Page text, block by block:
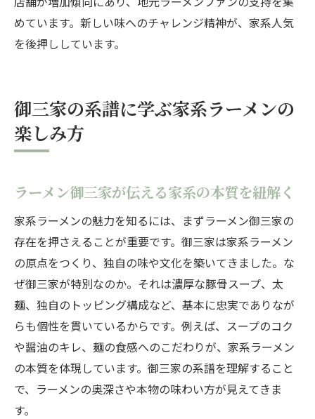
めています。新しい味へのチャレンジ精神が、家系人気
を後押ししています。
御三家の系譜に学ぶ家系ラーメンの
楽しみ方
ラーメン御三家が伝える家系の本質を紐解く
家系ラーメンの魅力を知るには、まずラーメン御三家の
存在を押さえることが重要です。御三家は家系ラーメン
の原点をつくり、独自の味や文化を築いてきました。な
ぜ御三家が特別なのか。それは濃厚な豚骨スープ、太
麺、独自のトッピング構成など、基本に忠実でありなが
らも個性を貫いているからです。例えば、スープのコク
や醤油のキレ、麺の食感へのこだわりが、家系ラーメン
の本質を体現しています。御三家の系譜を理解すること
で、ラーメンの奥深さや本物の味わい方が見えてきま
す。